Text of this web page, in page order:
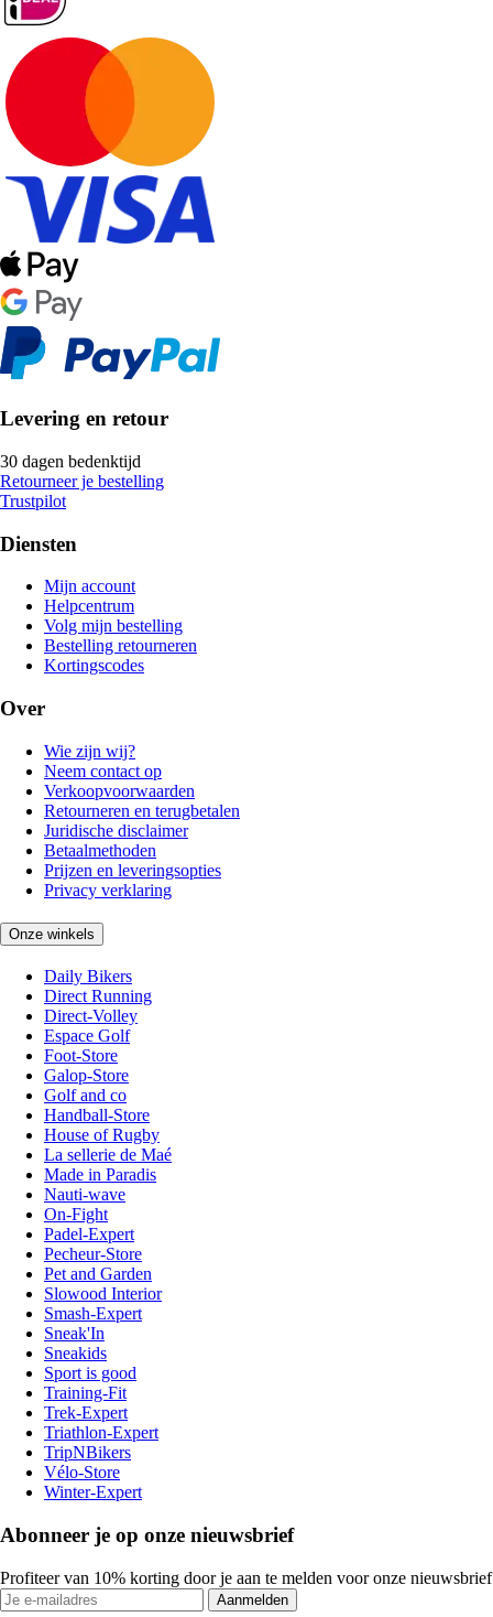
Levering en retour
30 dagen bedenktijd
Retourneer je bestelling
Trustpilot
Diensten
Mijn account
Helpcentrum
Volg mijn bestelling
Bestelling retourneren
Kortingscodes
Over
Wie zijn wij?
Neem contact op
Verkoopvoorwaarden
Retourneren en terugbetalen
Juridische disclaimer
Betaalmethoden
Prijzen en leveringsopties
Privacy verklaring
Onze winkels
Daily Bikers
Direct Running
Direct-Volley
Espace Golf
Foot-Store
Galop-Store
Golf and co
Handball-Store
House of Rugby
La sellerie de Maé
Made in Paradis
Nauti-wave
On-Fight
Padel-Expert
Pecheur-Store
Pet and Garden
Slowood Interior
Smash-Expert
Sneak'In
Sneakids
Sport is good
Training-Fit
Trek-Expert
Triathlon-Expert
TripNBikers
Vélo-Store
Winter-Expert
Abonneer je op onze nieuwsbrief
Profiteer van 10% korting door je aan te melden voor onze nieuwsbrief
Aanmelden